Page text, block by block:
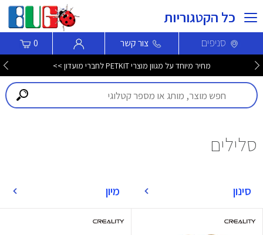
כל הקטגוריות
סניפים צור קשר 0
מחיר מיוחד על מגוון מוצרי PETKIT לחברי מועדון >>
סלילים
סינון מיון